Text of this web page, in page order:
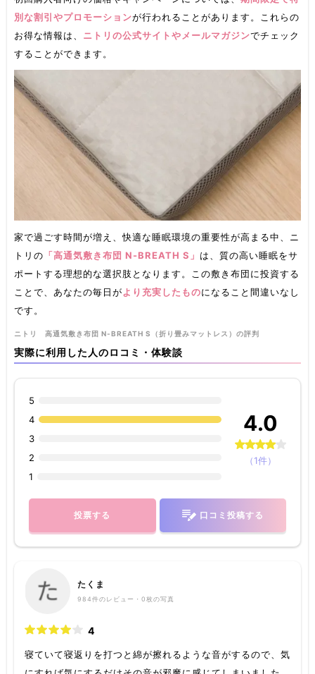
別な割引やプロモーションが行われることがあります。これらの
お得な情報は、 ニトリの公式サイトやメールマガジンでチェック
することができます。
家で過ごす時間が増え、快適な睡眠環境の重要性が高まる中、ニ
トリの 「高通気敷き布団 N-BREATH S」 は、質の高い睡眠をサ
ポートする理想的な選択肢となります。この敷き布団に投資する
ことで、あなたの毎日がより充実したものになること間違いなし
です。
ニトリ 高通気敷き布団 N-BREATH S（折り畳みマットレス）の評判
実際に利用した人のロコミ・体験談
5
4
3
2
1
4.0
（1件）
投票する 口コミ投稿する
たくま
984件のレビュー・ 0枚の写真
4
寝ていて寝返りを打つと綿が擦れるような音がするので、気